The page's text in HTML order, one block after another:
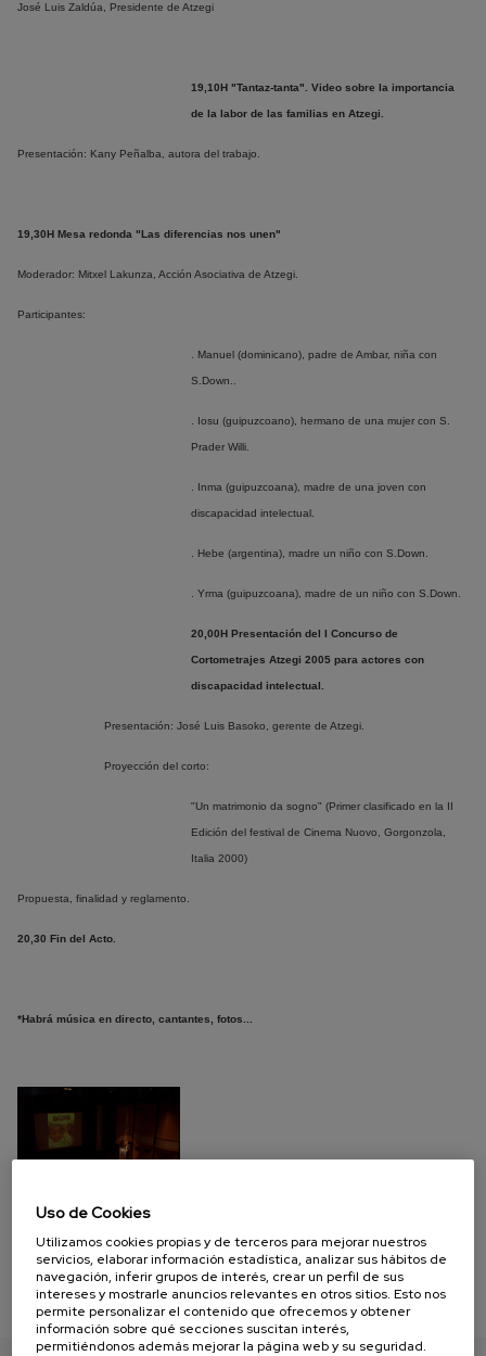
José Luis Zaldúa, Presidente de Atzegi
19,10H "Tantaz-tanta". Video sobre la importancia
de la labor de las familias en Atzegi.
Presentación: Kany Peñalba, autora del trabajo.
19,30H Mesa redonda "Las diferencias nos unen"
Moderador: Mitxel Lakunza, Acción Asociativa de Atzegi.
Participantes:
. Manuel (dominicano), padre de Ambar, niña con
S.Down..
. Iosu (guipuzcoano), hermano de una mujer con S.
Prader Willi.
. Inma (guipuzcoana), madre de una joven con
discapacidad intelectual.
. Hebe (argentina), madre un niño con S.Down.
. Yrma (guipuzcoana), madre de un niño con S.Down.
20,00H Presentación del I Concurso de
Cortometrajes Atzegi 2005 para actores con
discapacidad intelectual.
Presentación: José Luis Basoko, gerente de Atzegi.
Proyección del corto:
"Un matrimonio da sogno" (Primer clasificado en la II
Edición del festival de Cinema Nuovo, Gorgonzola,
Italia 2000)
Propuesta, finalidad y reglamento.
20,30 Fin del Acto.
*Habrá música en directo, cantantes, fotos...
acto 05
Uso de Cookies
Utilizamos cookies propias y de terceros para mejorar nuestros
servicios, elaborar información estadística, analizar sus hábitos de
navegación, inferir grupos de interés, crear un perfil de sus
intereses y mostrarle anuncios relevantes en otros sitios. Esto nos
permite personalizar el contenido que ofrecemos y obtener
información sobre qué secciones suscitan interés,
permitiéndonos además mejorar la página web y su seguridad.